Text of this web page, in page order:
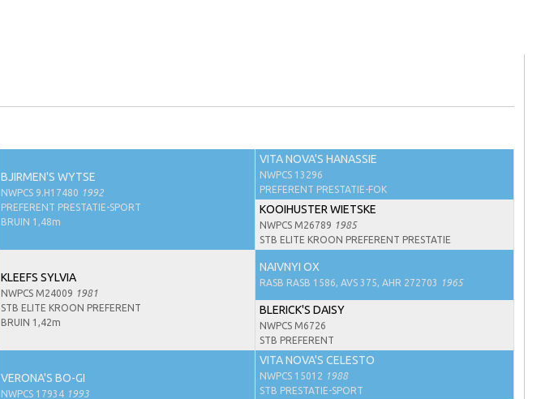
BJIRMEN'S WYTSE
NWPCS 9.H17480 1992
PREFERENT PRESTATIE-SPORT
BRUIN 1,48m
VITA NOVA'S HANASSIE
NWPCS 13296
PREFERENT PRESTATIE-FOK
KOOIHUSTER WIETSKE
NWPCS M26789 1985
STB ELITE KROON PREFERENT PRESTATIE
KLEEFS SYLVIA
NWPCS M24009 1981
STB ELITE KROON PREFERENT
BRUIN 1,42m
NAIVNYI OX
RASB RASB 1586, AVS 375, AHR 272703 1965
BLERICK'S DAISY
NWPCS M6726
STB PREFERENT
VERONA'S BO-GI
NWPCS 17934 1993
VITA NOVA'S CELESTO
NWPCS 15012 1988
STB PRESTATIE-SPORT